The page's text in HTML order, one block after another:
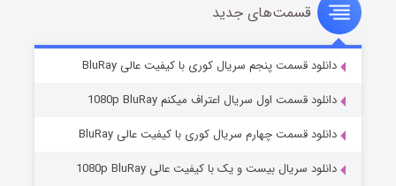
سریال زشت
قسمت۵ (زیرنویس) منتشر شد
قسمت‌های جدید
دانلود قسمت پنجم سریال کوری با کیفیت عالی BluRay
دانلود قسمت اول سریال اعتراف میکنم 1080p BluRay
دانلود قسمت چهارم سریال کوری با کیفیت عالی BluRay
دانلود سریال بیست و یک با کیفیت عالی 1080p BluRay